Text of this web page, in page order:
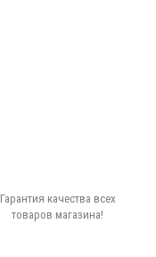
Гарантия качества всех
товаров магазина!